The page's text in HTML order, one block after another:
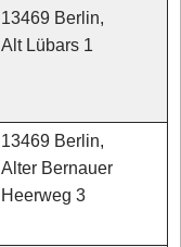
13469 Berlin,
Alt Lübars 1
13469 Berlin,
Alter Bernauer
Heerweg 3